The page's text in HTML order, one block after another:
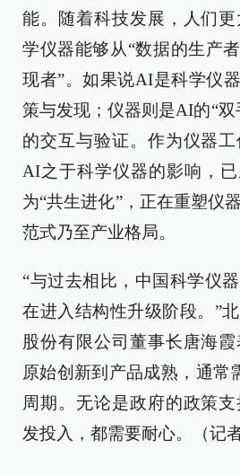
能。随着科技发展，人们
学仪器能够从“数据的生产
现者”。如果说AI是科学仪
策与发现；仪器则是AI的“双
的交互与验证。作为仪器工
AI之于科学仪器的影响，
为“共生进化”，正在重塑仪
范式乃至产业格局。
“与过去相比，中国科学仪
在进入结构性升级阶段。”
股份有限公司董事长唐海
原始创新到产品成熟，通常
周期。无论是政府的政策
发投入，都需要耐心。（记